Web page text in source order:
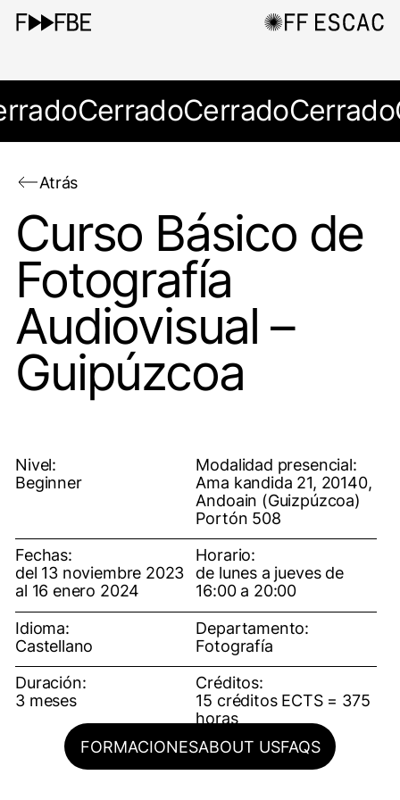
FORMACIONESABOUT USFAQS
CerradoCerradoCerrado
Atrás
Curso Básico de
Fotografía
Audiovisual –
Guipúzcoa
Nivel:
Beginner
Modalidad presencial:
Ama kandida 21, 20140,
Andoain (Guizpúzcoa)
Portón 508
Fechas:
del 13 noviembre 2023
al 16 enero 2024
Horario:
de lunes a jueves de
16:00 a 20:00
Idioma:
Castellano
Departamento:
Fotografía
Duración:
3 meses
Créditos:
15 créditos ECTS = 375
horas